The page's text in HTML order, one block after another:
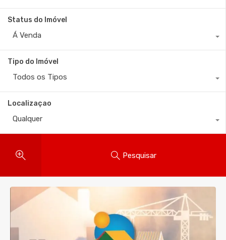
Status do Imóvel
Á Venda
Tipo do Imóvel
Todos os Tipos
Localizaçao
Qualquer
Pesquisar